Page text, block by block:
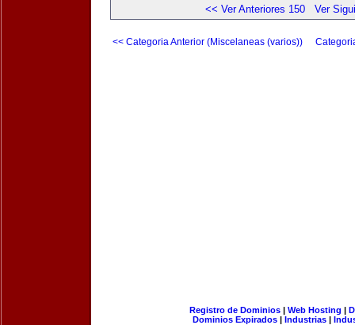
<< Ver Anteriores 150 Ver
<< Categoria Anterior (Miscelaneas (varios))
Registro de Dominios| Web Hosting |
Dominios Expirados | Industrias |